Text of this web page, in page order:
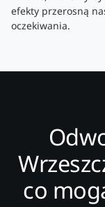
efekty przerosną
oczekiwania.
co